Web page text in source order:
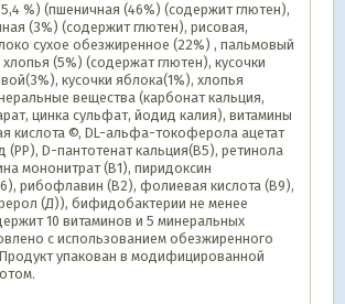
%) (пшеничная (46%) (содержит глютен),
(3%) (содержит глютен), рисовая,
сухое обезжиренное (22%) , пальмовый
(5%) (содержат глютен), кусочки
кусочки яблока(1%), хлопья
вещества (карбонат кальция,
цинка сульфат, йодид калия), витамины
кислота ©, DL-альфа-токоферола ацетат
(РР), D-пантотенат кальция(В5), ретинола
мононитрат (В1), пиридоксин
рибофлавин (В2), фолиевая кислота (В9),
(Д)), бифидобактерии не менее
10 витаминов и 5 минеральных
с использованием обезжиренного
упакован в модифицированной